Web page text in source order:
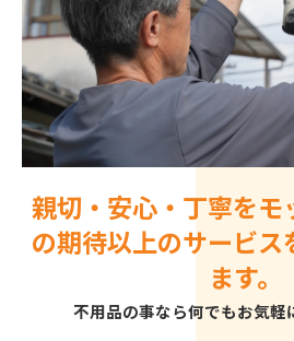
親切・安心・丁寧をモ
の期待以上のサービス
ます。
不用品の事なら何でもお気軽